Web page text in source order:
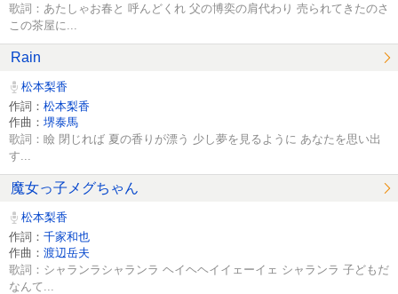
歌詞：あたしゃお春と 呼んどくれ 父の博奕の肩代わり 売られてきたのさ
この茶屋に...
Rain
松本梨香
作詞： 松本梨香
作曲： 堺泰馬
歌詞：瞼 閉じれば 夏の香りが漂う 少し夢を見るように あなたを思い出
す...
魔女っ子メグちゃん
松本梨香
作詞： 千家和也
作曲： 渡辺岳夫
歌詞：シャランラシャランラ ヘイヘヘイイェーイェ シャランラ 子どもだ
なんて...